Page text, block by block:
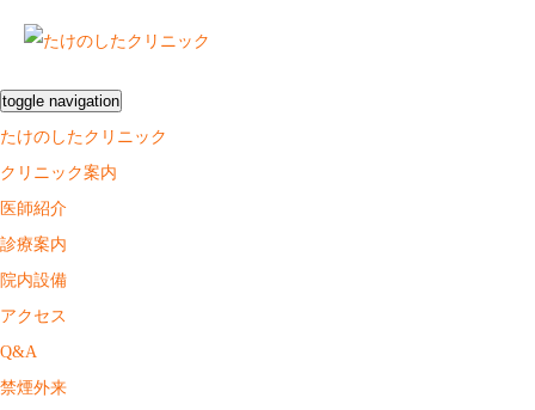
toggle navigation
たけのしたクリニック
クリニック案内
医師紹介
診療案内
院内設備
アクセス
Q&A
禁煙外来